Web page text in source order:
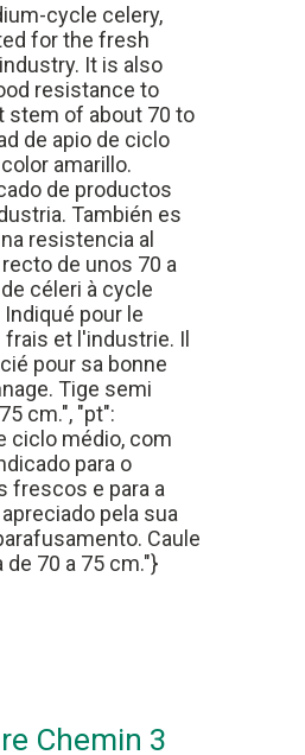
cycle celery,
for the fresh
It is also
resistance to
stem of about 70 to
de apio de ciclo
amarillo.
de productos
También es
resistencia al
de unos 70 a
céleri à cycle
pour le
et l'industrie. Il
pour sa bonne
Tige semi
cm.", "pt":
ciclo médio, com
para o
frescos e para a
pela sua
Caule
70 a 75 cm."}
Chemin 3